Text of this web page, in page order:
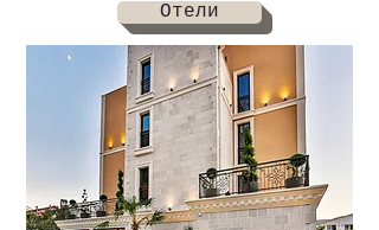
Отели